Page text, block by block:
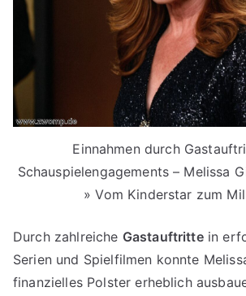
Einnahmen durch
Schauspielengagements – Melissa
» Vom Kinderstar zum
Durch zahlreiche Gastauftrittein
Serien und Spielfilmen konnte
finanzielles Polster erheblich